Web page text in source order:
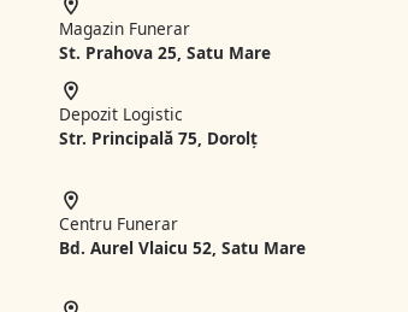
Magazin Funerar
St. Prahova 25, Satu Mare
Depozit Logistic
Str. Principală 75, Dorolț
Centru Funerar
Bd. Aurel Vlaicu 52, Satu Mare